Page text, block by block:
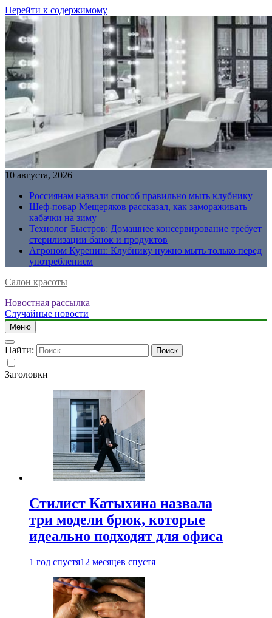
Перейти к содержимому
10 августа, 2026
Россиянам назвали способ правильно мыть клубнику
Шеф-повар Мещеряков рассказал, как замораживать
кабачки на зиму
Технолог Быстров: Домашнее консервирование требует
стерилизации банок и продуктов
Агроном Куренин: Клубнику нужно мыть только перед
употреблением
Салон красоты
Новостная рассылка
Случайные новости
Меню
Найти:
Заголовки
Стилист Катыхина назвала
три модели брюк, которые
идеально подходят для офиса
1 год спустя12 месяцев спустя